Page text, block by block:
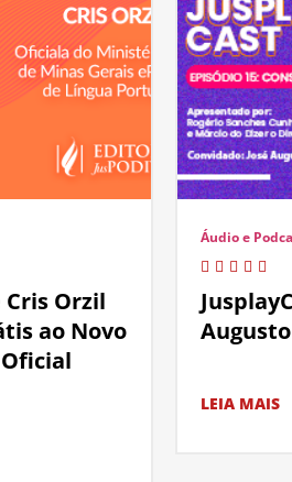
Orzil
ao Novo
Áudio e
LEIA MAIS